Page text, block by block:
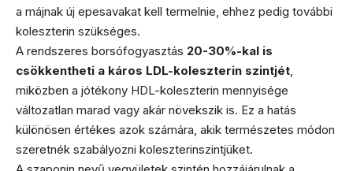
a májnak új epesavakat kell termelnie, ehhez pedig további
koleszterin szükséges.
A rendszeres borsófogyasztás 20-30%-kal is
csökkentheti a káros LDL-koleszterin szintjét,
miközben a jótékony HDL-koleszterin mennyisége
változatlan marad vagy akár növekszik is. Ez a hatás
különösen értékes azok számára, akik természetes módon
szeretnék szabályozni koleszterinszintjüket.